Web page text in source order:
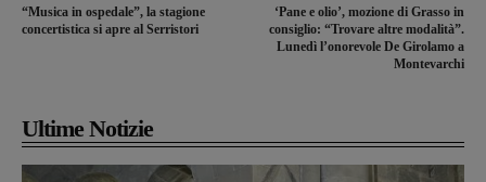
“Musica in ospedale”, la stagione
concertistica si apre al Serristori
‘Pane e olio’, mozione di Grasso in
consiglio: “Trovare altre modalità”.
Lunedì l’onorevole De Girolamo a
Montevarchi
Ultime Notizie